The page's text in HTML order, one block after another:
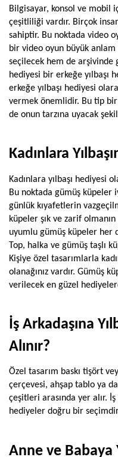
Bilgisayar, konsol ve mobil
çeşitliliği vardır. Birçok
sahiptir. Bu noktada video
bir video oyun büyük
seçilecek hem de arşivinde
hediyesi bir erkeğe
erkeğe yılbaşı hediyesi
vermek önemlidir. Bu tip
de onun tarzına uyacak
Kadınlara
Kadınlara yılbaşı hediyesi
Bu noktada gümüş küpeler
günlük kıyafetlerin
küpeler şık ve zarif
uyumlu gümüş küpeler her
Top, halka ve gümüş taşlı
Kişiye özel tasarımlarla
olanağınız vardır. Gümüş
verilecek en güzel
İş Arkadaşına
Alınır?
Özel tasarım baskı tişört
çerçevesi, ahşap tablo ya
çeşitleri arasında yer alır.
hediyeler doğru bir
Anne ve Babaya